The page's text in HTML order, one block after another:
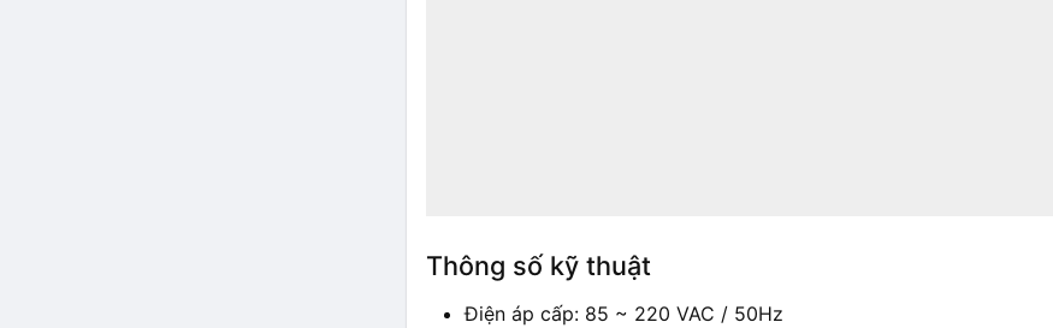
Thông số kỹ thuật
Điện áp cấp: 85 ~ 220 VAC / 50Hz